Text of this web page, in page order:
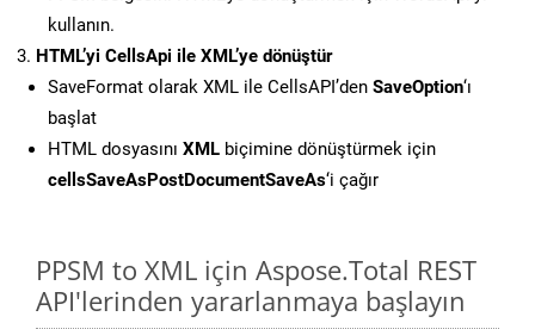
kullanın.
HTML’yi CellsApi ile XML’ye dönüştür
SaveFormat olarak XML ile CellsAPI’den SaveOption‘ı
başlat
HTML dosyasını XML biçimine dönüştürmek için
cellsSaveAsPostDocumentSaveAs‘i çağır
PPSM to XML için Aspose.Total REST
API'lerinden yararlanmaya başlayın